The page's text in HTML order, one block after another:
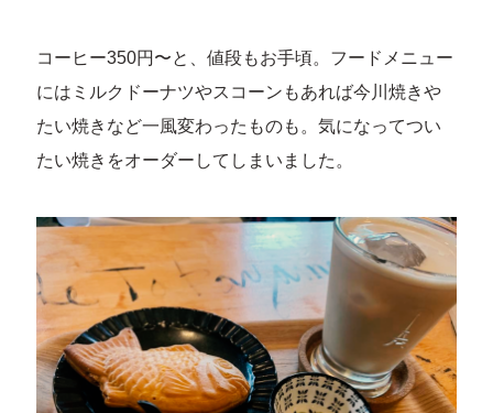
コーヒー350円〜と、値段もお手頃。フードメニュー
にはミルクドーナツやスコーンもあれば今川焼きや
たい焼きなど一風変わったものも。気になってつい
たい焼きをオーダーしてしまいました。